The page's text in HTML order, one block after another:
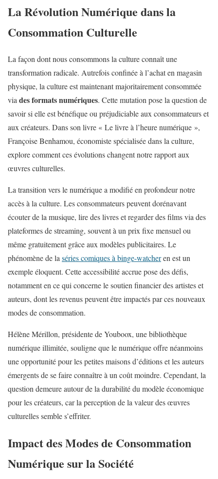
La Révolution Numérique dans la
Consommation Culturelle
La façon dont nous consommons la culture connaît une
transformation radicale. Autrefois confinée à l’achat en magasin
physique, la culture est maintenant majoritairement consommée
via des formats numériques. Cette mutation pose la question de
savoir si elle est bénéfique ou préjudiciable aux consommateurs et
aux créateurs. Dans son livre « Le livre à l’heure numérique »,
Françoise Benhamou, économiste spécialisée dans la culture,
explore comment ces évolutions changent notre rapport aux
œuvres culturelles.
La transition vers le numérique a modifié en profondeur notre
accès à la culture. Les consommateurs peuvent dorénavant
écouter de la musique, lire des livres et regarder des films via des
plateformes de streaming, souvent à un prix fixe mensuel ou
même gratuitement grâce aux modèles publicitaires. Le
phénomène de la séries comiques à binge-watcheren est un
exemple éloquent. Cette accessibilité accrue pose des défis,
notamment en ce qui concerne le soutien financier des artistes et
auteurs, dont les revenus peuvent être impactés par ces nouveaux
modes de consommation.
Hélène Mérillon, présidente de Youboox, une bibliothèque
numérique illimitée, souligne que le numérique offre néanmoins
une opportunité pour les petites maisons d’éditions et les auteurs
émergents de se faire connaître à un coût moindre. Cependant, la
question demeure autour de la durabilité du modèle économique
pour les créateurs, car la perception de la valeur des œuvres
culturelles semble s’effriter.
Impact des Modes de Consommation
Numérique sur la Société